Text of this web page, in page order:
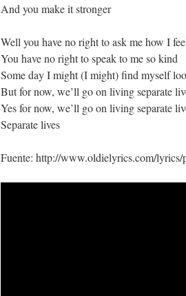
And you make it stronger
Well you have no right to ask me how I
You have no right to speak to me so kind
Some day I might (I might) find myself
But for now, we’ll go on living separate
Yes for now, we’ll go on living separate
Separate lives
Fuente: http://www.oldielyrics.com/lyrics/